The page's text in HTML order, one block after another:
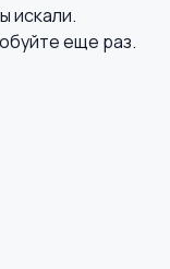
искали.
еще раз.